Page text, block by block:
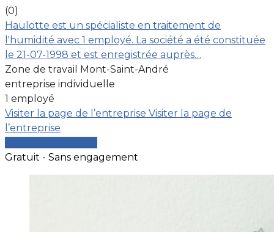
(0)
Haulotte est un spécialiste en traitement de
l'humidité avec 1 employé. La société a été constituée
le 21-07-1998 et est enregistrée auprès…
Zone de travail Mont-Saint-André
entreprise individuelle
1 employé
Visiter la page de l’entreprise Visiter la page de
l’entreprise
Gratuit - Sans engagement